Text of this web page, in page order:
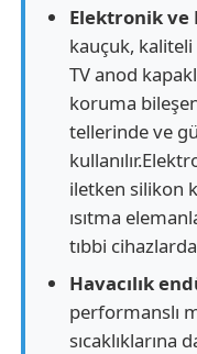
Elektronik ve
kauçuk,
TV anod
koruma
tellerinde ve
iletken silikon
ısıtma
tıbbi
Havacılık
performanslı
sıcaklıklarına